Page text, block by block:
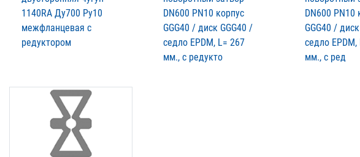
1140RA Ду700 Ру10
межфланцевая с
редуктором
DN600 PN10 корпус
GGG40 / диск GGG40 /
седло EPDM, L= 267
мм., с редукто
DN600 PN10
GGG40 /
седло
мм., с ред